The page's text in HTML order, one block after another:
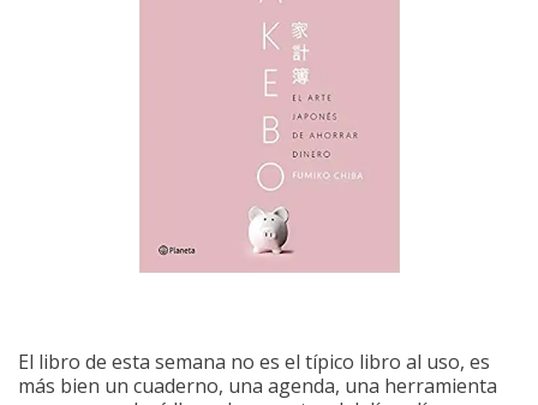
El libro de esta semana no es el típico libro al uso, es
más bien un cuaderno, una agenda, una herramienta